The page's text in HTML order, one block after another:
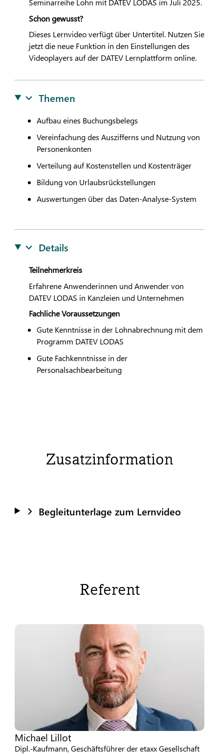
Seminarreihe Lohn mit DATEV LODAS im Juli 2025.
Schon gewusst?
Dieses Lernvideo verfügt über Untertitel. Nutzen Sie
jetzt die neue Funktion in den Einstellungen des
Videoplayers auf der DATEVLernplattform online.
Themen
Aufbau eines Buchungsbelegs
Vereinfachung des Auszifferns und Nutzung von
Personenkonten
Verteilung auf Kostenstellen und Kostenträger
Bildung von Urlaubsrückstellungen
Auswertungen über das Daten-Analyse-System
Details
Teilnehmerkreis
Erfahrene Anwenderinnen und Anwender von
DATEV LODAS in Kanzleien und Unternehmen
Fachliche Voraussetzungen
Gute Kenntnisse in der Lohnabrechnung mit dem
Programm DATEV LODAS
Gute Fachkenntnisse in der
Personalsachbearbeitung
Zusatzinformation
Begleitunterlage zum Lernvideo
Referent
Michael Lillot
Dipl.-Kaufmann, Geschäftsführer der etaxx Gesellschaft